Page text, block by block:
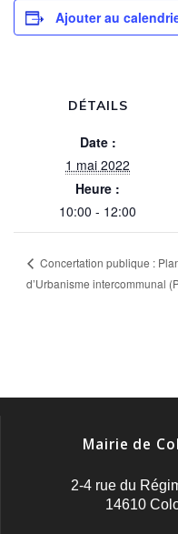
Ajouter au
DÉTAILS
Date :
1 mai 2022
Heure :
10:00 - 12:00
Concertation publique :
d’Urbanisme intercommunal
Mairie de
2-4 rue du
14610